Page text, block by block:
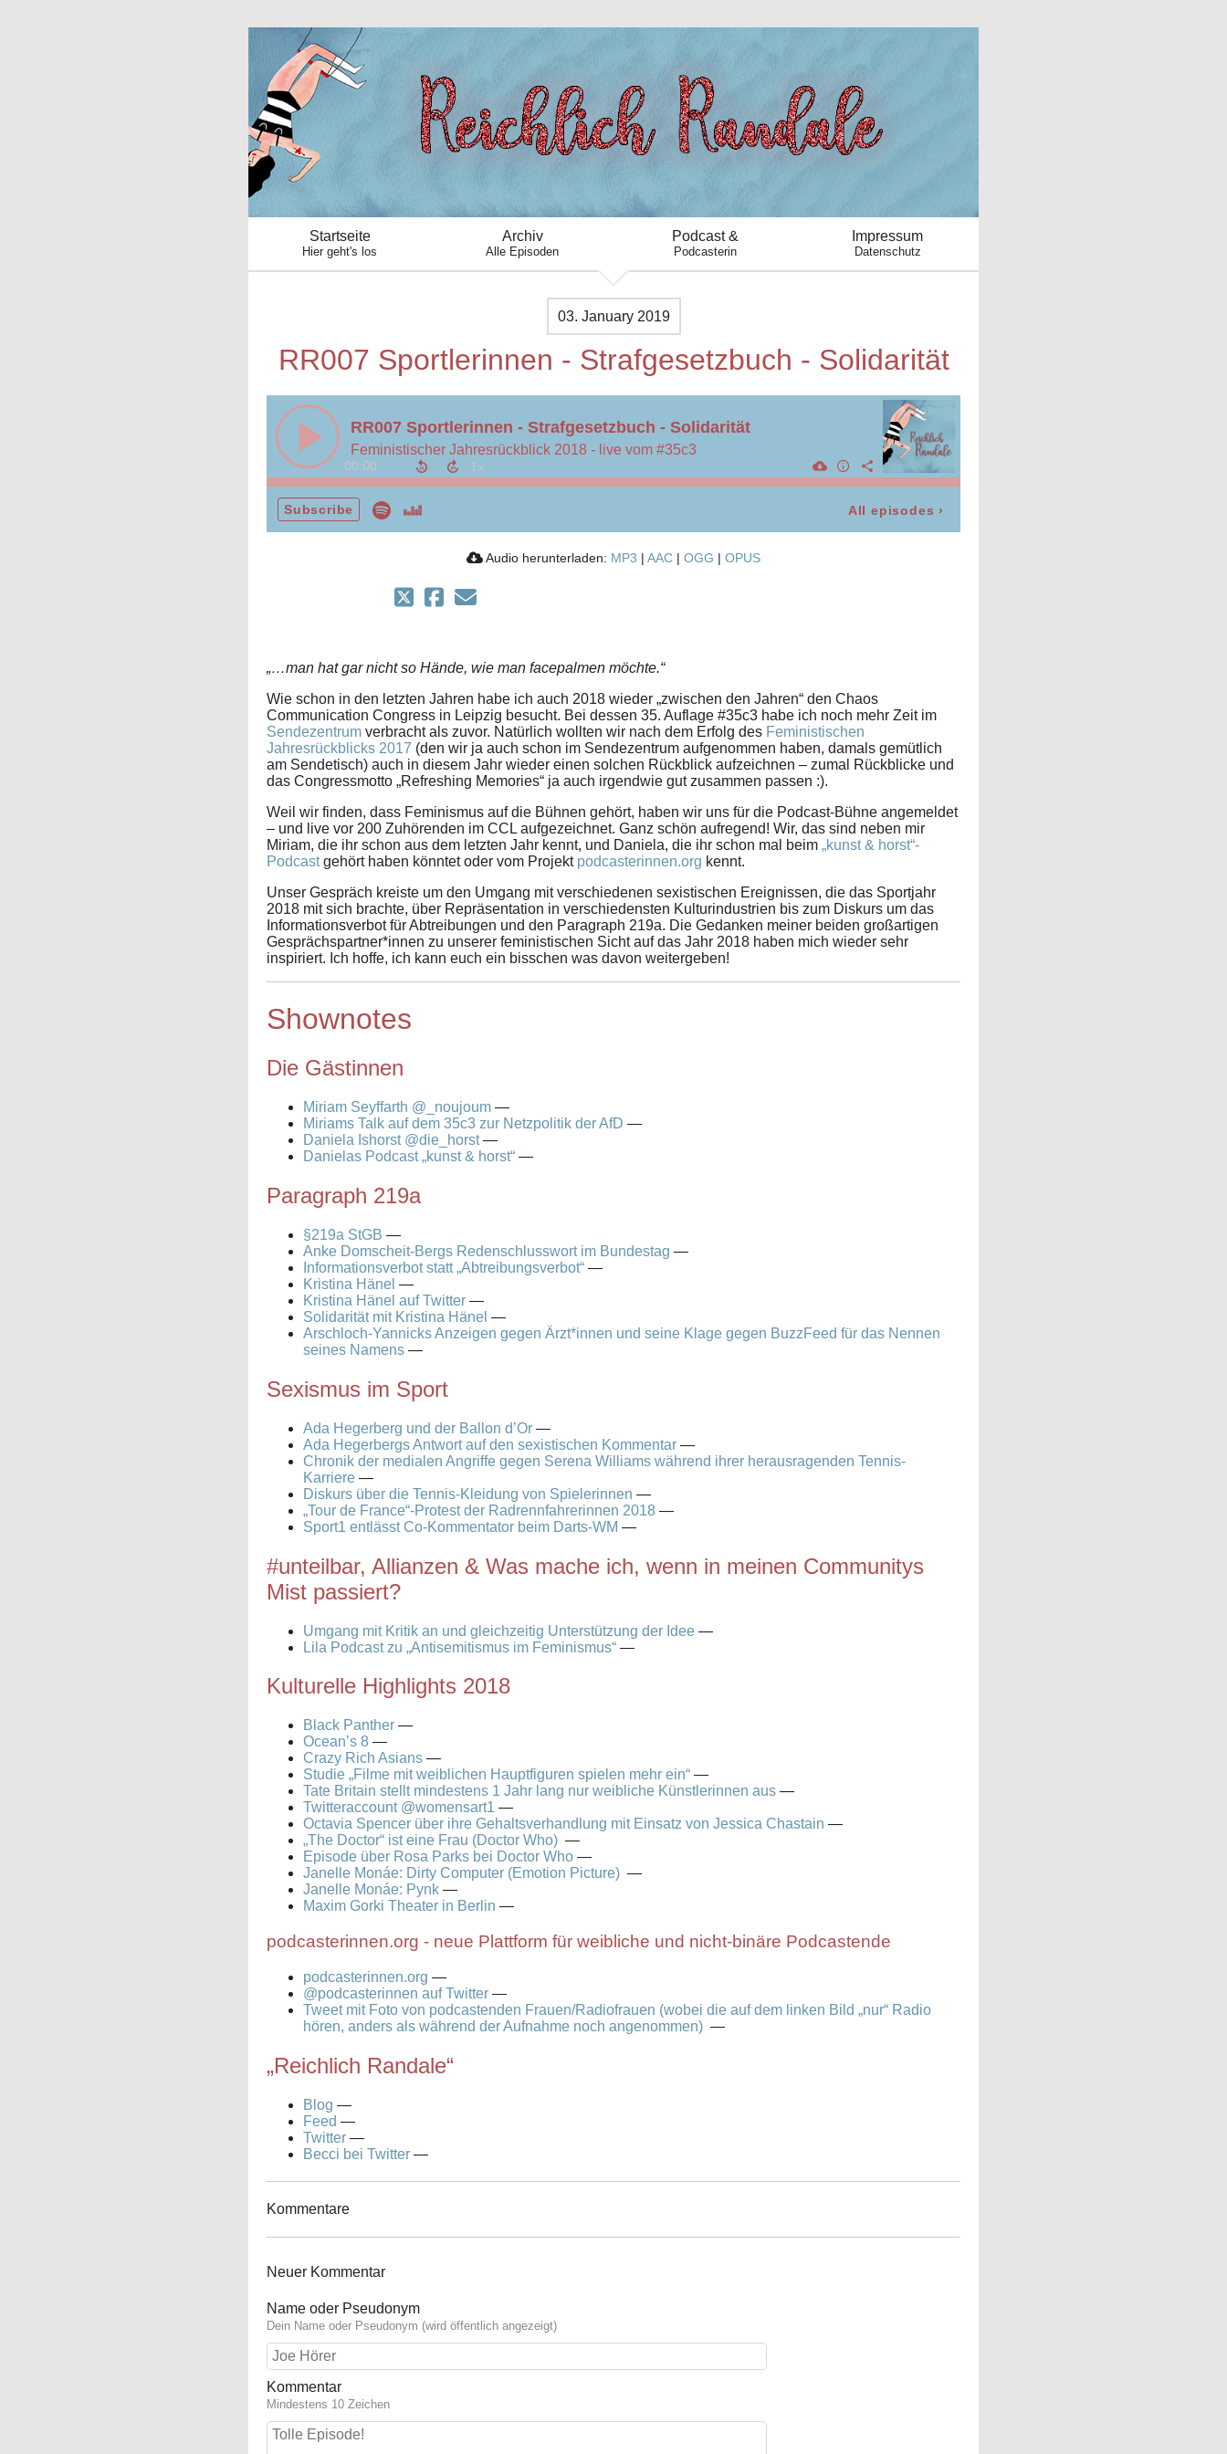
Startseite
Hier geht's los
Archiv
Alle Episoden
Podcast &
Podcasterin
Impressum
Datenschutz
03. January 2019
RR007 Sportlerinnen - Strafgesetzbuch - Solidarität
RR007 Sportlerinnen - Strafgesetzbuch - Solidarität
Feministischer Jahresrückblick 2018 - live vom #35c3
00:00
Subscribe All episodes ›
Audio herunterladen: MP3 | AAC | OGG | OPUS
„…man hat gar nicht so Hände, wie man facepalmen möchte.“
Wie schon in den letzten Jahren habe ich auch 2018 wieder „zwischen den Jahren“ den Chaos
Communication Congress in Leipzig besucht. Bei dessen 35. Auflage #35c3 habe ich noch mehr Zeit im
Sendezentrum verbracht als zuvor. Natürlich wollten wir nach dem Erfolg des Feministischen
Jahresrückblicks 2017 (den wir ja auch schon im Sendezentrum aufgenommen haben, damals gemütlich
am Sendetisch) auch in diesem Jahr wieder einen solchen Rückblick aufzeichnen – zumal Rückblicke und
das Congressmotto „Refreshing Memories“ ja auch irgendwie gut zusammen passen :).
Weil wir finden, dass Feminismus auf die Bühnen gehört, haben wir uns für die Podcast-Bühne angemeldet
– und live vor 200 Zuhörenden im CCL aufgezeichnet. Ganz schön aufregend! Wir, das sind neben mir
Miriam, die ihr schon aus dem letzten Jahr kennt, und Daniela, die ihr schon mal beim „kunst & horst“-
Podcastgehört haben könntet oder vom Projekt podcasterinnen.org kennt.
Unser Gespräch kreiste um den Umgang mit verschiedenen sexistischen Ereignissen, die das Sportjahr
2018 mit sich brachte, über Repräsentation in verschiedensten Kulturindustrien bis zum Diskurs um das
Informationsverbot für Abtreibungen und den Paragraph 219a. Die Gedanken meiner beiden großartigen
Gesprächspartner*innen zu unserer feministischen Sicht auf das Jahr 2018 haben mich wieder sehr
inspiriert. Ich hoffe, ich kann euch ein bisschen was davon weitergeben!
Shownotes
Die Gästinnen
Miriam Seyffarth @_noujoum —
Miriams Talk auf dem 35c3 zur Netzpolitik der AfD —
Daniela Ishorst @die_horst—
Danielas Podcast „kunst & horst“ —
Paragraph 219a
§219a StGB —
Anke Domscheit-Bergs Redenschlusswort im Bundestag —
Informationsverbot statt „Abtreibungsverbot“ —
Kristina Hänel —
Kristina Hänel auf Twitter —
Solidarität mit Kristina Hänel —
Arschloch-Yannicks Anzeigen gegen Ärzt*innen und seine Klage gegen BuzzFeed für das Nennen
seines Namens —
Sexismus im Sport
Ada Hegerberg und der Ballon d’Or —
Ada Hegerbergs Antwort auf den sexistischen Kommentar —
Chronik der medialen Angriffe gegen Serena Williams während ihrer herausragenden Tennis-
Karriere —
Diskurs über die Tennis-Kleidung von Spielerinnen —
„Tour de France“-Protest der Radrennfahrerinnen 2018 —
Sport1 entlässt Co-Kommentator beim Darts-WM —
#unteilbar, Allianzen & Was mache ich, wenn in meinen Communitys
Mist passiert?
Umgang mit Kritik an und gleichzeitig Unterstützung der Idee —
Lila Podcast zu „Antisemitismus im Feminismus“ —
Kulturelle Highlights 2018
Black Panther —
Ocean’s 8 —
Crazy Rich Asians —
Studie „Filme mit weiblichen Hauptfiguren spielen mehr ein“ —
Tate Britain stellt mindestens 1 Jahr lang nur weibliche Künstlerinnen aus —
Twitteraccount @womensart1 —
Octavia Spencer über ihre Gehaltsverhandlung mit Einsatz von Jessica Chastain —
„The Doctor“ ist eine Frau (Doctor Who) —
Episode über Rosa Parks bei Doctor Who —
Janelle Monáe: Dirty Computer (Emotion Picture) —
Janelle Monáe: Pynk —
Maxim Gorki Theater in Berlin —
podcasterinnen.org - neue Plattform für weibliche und nicht-binäre Podcastende
podcasterinnen.org —
@podcasterinnen auf Twitter —
Tweet mit Foto von podcastenden Frauen/Radiofrauen (wobei die auf dem linken Bild „nur“ Radio
hören, anders als während der Aufnahme noch angenommen) —
„Reichlich Randale“
Blog —
Feed —
Twitter —
Becci bei Twitter —
Kommentare
Neuer Kommentar
Name oder Pseudonym
Dein Name oder Pseudonym (wird öffentlich angezeigt)
Kommentar
Mindestens 10 Zeichen